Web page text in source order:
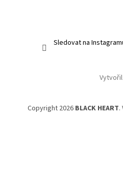
Sledovat na
Copyright 2026 BLACK HEART.